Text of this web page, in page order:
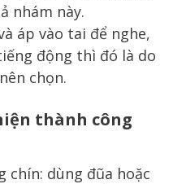
nhám này.
áp vào tai để nghe,
động thì đó là do
chọn.
thành công
chín: dùng đũa hoặc